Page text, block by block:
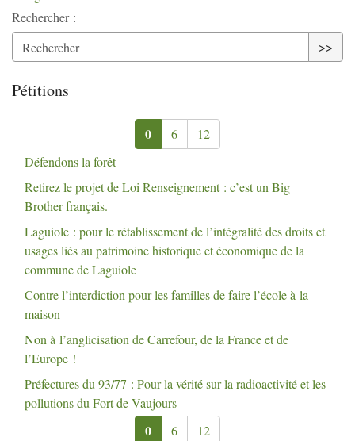
Rechercher :
>>
Pétitions
0 6
12
Défendons la forêt
Retirez le projet de Loi Renseignement : c’est un Big
Brother français.
Laguiole : pour le rétablissement de l’intégralité des droits et
usages liés au patrimoine historique et économique de la
commune de Laguiole
Contre l’interdiction pour les familles de faire l’école à la
maison
Non à l’anglicisation de Carrefour, de la France et de
l’Europe !
Préfectures du 93/77 : Pour la vérité sur la radioactivité et les
pollutions du Fort de Vaujours
0 6 12